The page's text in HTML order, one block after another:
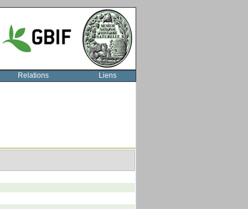
Relations Liens